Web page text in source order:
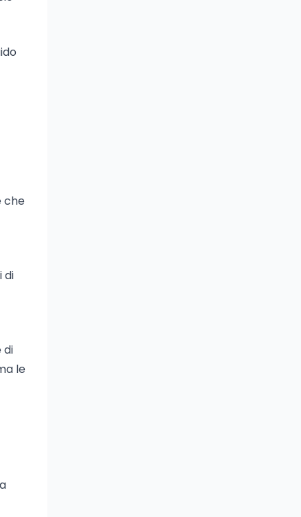
che
di
di
le